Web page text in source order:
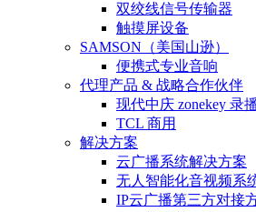
双绞线信号传输器
触摸屏设备
SAMSON（美国山逊）
便携式专业音响
代理产品 & 战略合作伙伴
现代中庆 zonekey 录
TCL 商用
解决方案
云广播系统解决方案
无人智能化音视频系
IP云广播第三方对接